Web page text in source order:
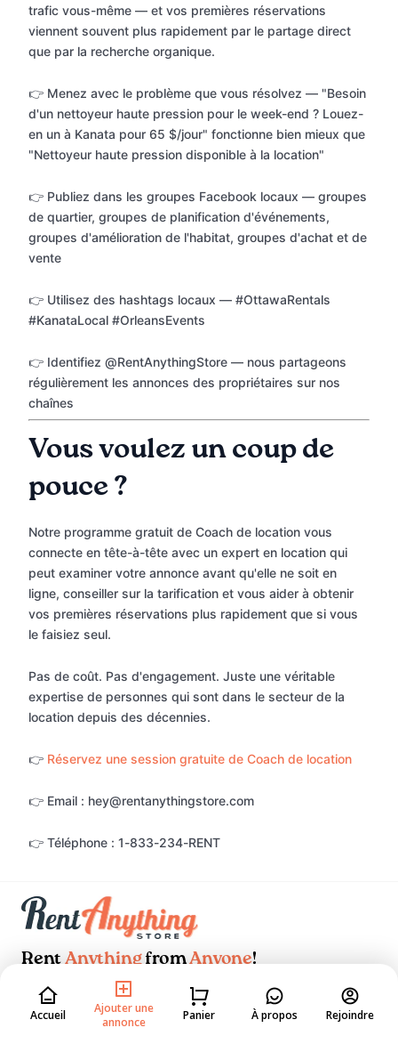
trafic vous-même — et vos premières réservations
viennent souvent plus rapidement par le partage direct
que par la recherche organique.
👉 Menez avec le problème que vous résolvez — "Besoin
d'un nettoyeur haute pression pour le week-end ? Louez-
en un à Kanata pour 65 $/jour" fonctionne bien mieux que
"Nettoyeur haute pression disponible à la location"
👉 Publiez dans les groupes Facebook locaux — groupes
de quartier, groupes de planification d'événements,
groupes d'amélioration de l'habitat, groupes d'achat et de
vente
👉 Utilisez des hashtags locaux — #OttawaRentals
#KanataLocal #OrleansEvents
👉 Identifiez @RentAnythingStore — nous partageons
régulièrement les annonces des propriétaires sur nos
chaînes
Vous voulez un coup de
pouce ?
Notre programme gratuit de Coach de location vous
connecte en tête-à-tête avec un expert en location qui
peut examiner votre annonce avant qu'elle ne soit en
ligne, conseiller sur la tarification et vous aider à obtenir
vos premières réservations plus rapidement que si vous
le faisiez seul.
Pas de coût. Pas d'engagement. Juste une véritable
expertise de personnes qui sont dans le secteur de la
location depuis des décennies.
👉 Réservez une session gratuite de Coach de location
👉 Email : hey@rentanythingstore.com
👉 Téléphone : 1-833-234-RENT
Accueil
Ajouter une
annonce
Panier À propos Rejoindre
Rent AnythingfromAnyone!
DOWNLOAD ON THE
App Store
GET IT ON
Google Play